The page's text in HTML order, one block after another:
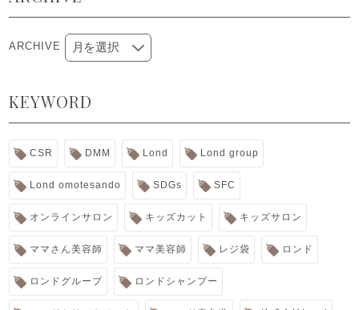
ARCHIVE
KEYWORD
CSR DMM Lond Lond group
Lond omotesando SDGs SFC
オンラインサロン キッズカット キッズサロン
ママさん美容師 ママ美容師 レジ袋 ロンド
ロンドグループ ロンドシャンプー